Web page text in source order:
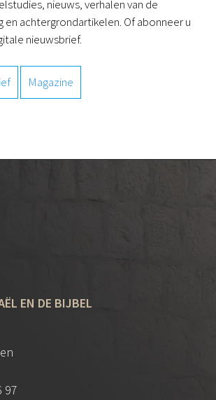
nieuws, verhalen van de
en achtergrondartikelen. Of abonneer u
nieuwsbrief.
Magazine
EN DE BIJBEL
97